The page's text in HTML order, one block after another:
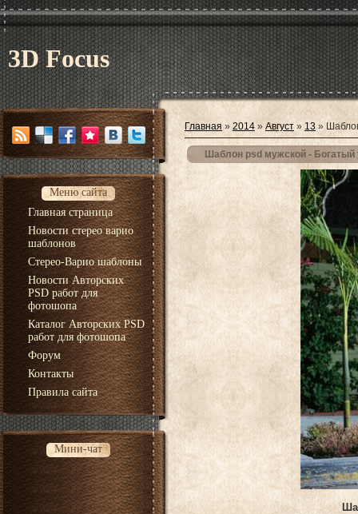
3D Focus
Меню сайта
Главная страница
Новости стерео варио
шаблонов
Стерео-Варио шаблоны
Новости Авторских
PSD работ для
фотошопа
Каталог Авторских PSD
работ для фотошопа
Форум
Контакты
Правила сайта
Мини-чат
Главная » 2014 » Август » 13»
Шаблон psd мужской - Богатый